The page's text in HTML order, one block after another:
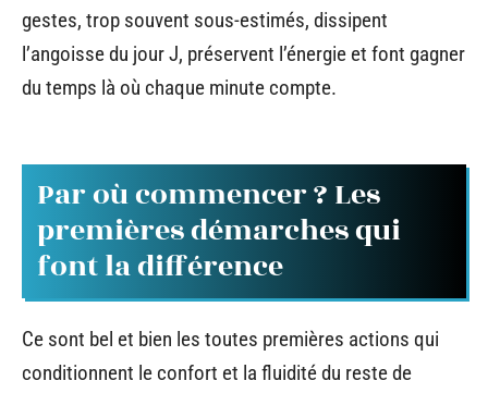
gestes, trop souvent sous-estimés, dissipent
l’angoisse du jour J, préservent l’énergie et font gagner
du temps là où chaque minute compte.
Par où commencer ? Les
premières démarches qui
font la différence
Ce sont bel et bien les toutes premières actions qui
conditionnent le confort et la fluidité du reste de